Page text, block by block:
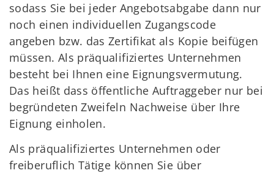
sodass Sie bei jeder Angebotsabgabe dann nur
noch einen individuellen Zugangscode
angeben bzw. das Zertifikat als Kopie beifügen
müssen. Als präqualifiziertes Unternehmen
besteht bei Ihnen eine Eignungsvermutung.
Das heißt dass öffentliche Auftraggeber nur bei
begründeten Zweifeln Nachweise über Ihre
Eignung einholen.
Als präqualifiziertes Unternehmen oder
freiberuflich Tätige können Sie über